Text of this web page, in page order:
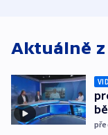
Aktuálně